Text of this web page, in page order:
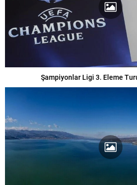
Şampiyonlar Ligi 3. Eleme